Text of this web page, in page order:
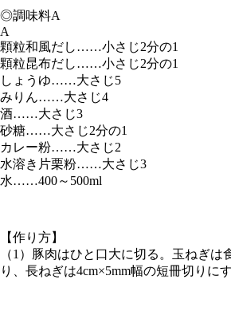
◎調味料A
A
顆粒和風だし……小さじ2分の1
顆粒昆布だし……小さじ2分の1
しょうゆ……大さじ5
みりん……大さじ4
酒……大さじ3
砂糖……大さじ2分の1
カレー粉……大さじ2
水溶き片栗粉……大さじ3
水……400～500ml
【作り方】
（1）豚肉はひと口大に切る。玉ねぎは
り、長ねぎは4cm×5mm幅の短冊切りにす